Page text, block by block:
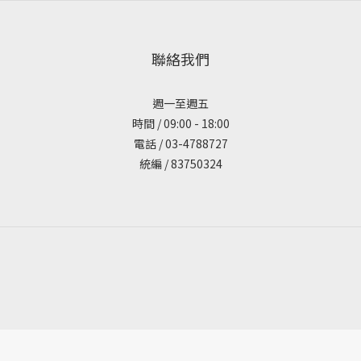
聯絡我們
週一至週五
時間 / 09:00 - 18:00
電話 / 03-4788727
統編 / 83750324